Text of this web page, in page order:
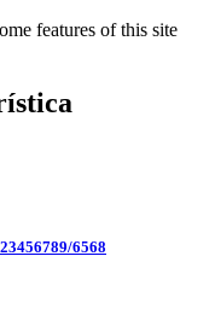
features of this site
6568